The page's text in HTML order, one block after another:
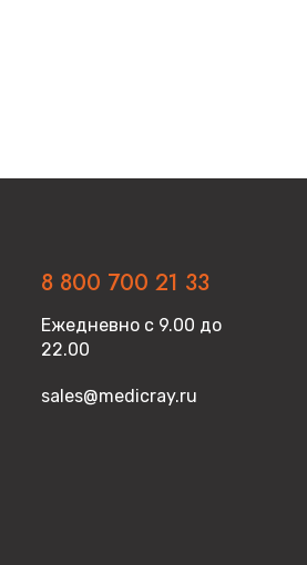
8 800 700 21 33
Ежедневно с 9.00 до
22.00
sales@medicray.ru